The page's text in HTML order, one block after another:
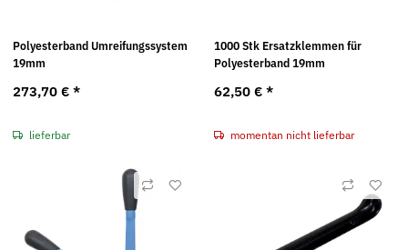
Polyesterband Umreifungssystem
19mm
273,70 € *
lieferbar
1000 Stk Ersatzklemmen für
Polyesterband 19mm
62,50 € *
momentan nicht lieferbar